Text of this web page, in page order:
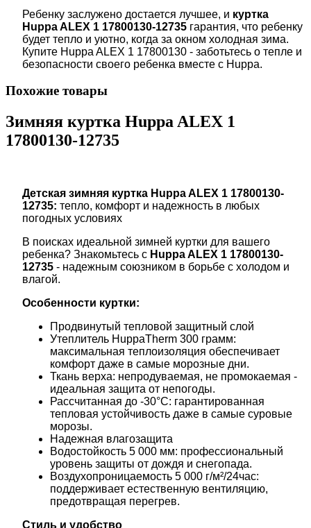
Ребенку заслужено достается лучшее, и куртка
Huppa ALEX 1 17800130-12735 гарантия, что ребенку
будет тепло и уютно, когда за окном холодная зима.
Купите Huppa ALEX 1 17800130 - заботьтесь о тепле и
безопасности своего ребенка вместе с Huppa.
Похожие товары
Зимняя куртка Huppa ALEX 1
17800130-12735
Детская зимняя куртка Huppa ALEX 1 17800130-
12735: тепло, комфорт и надежность в любых
погодных условиях
В поисках идеальной зимней куртки для вашего
ребенка? Знакомьтесь с Huppa ALEX 1 17800130-
12735 - надежным союзником в борьбе с холодом и
влагой.
Особенности куртки:
Продвинутый тепловой защитный слой
Утеплитель HuppaTherm 300 грамм:
максимальная теплоизоляция обеспечивает
комфорт даже в самые морозные дни.
Ткань верха: непродуваемая, не промокаемая -
идеальная защита от непогоды.
Рассчитанная до -30°C: гарантированная
тепловая устойчивость даже в самые суровые
морозы.
Надежная влагозащита
Водостойкость 5 000 мм: профессиональный
уровень защиты от дождя и снегопада.
Воздухопроницаемость 5 000 г/м²/24час:
поддерживает естественную вентиляцию,
предотвращая перегрев.
Стиль и удобство